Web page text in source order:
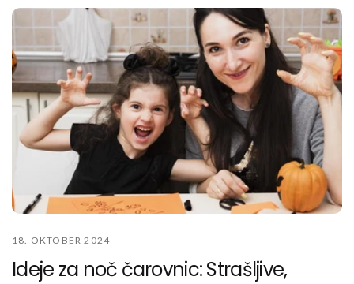
18. OKTOBER 2024
Ideje za noč čarovnic: Strašljive,